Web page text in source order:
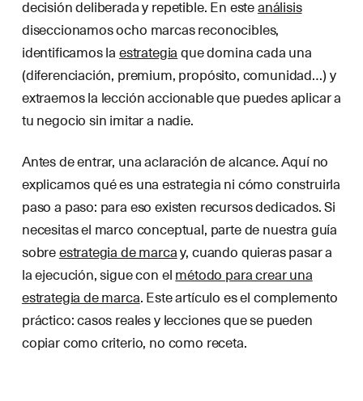
decisión deliberada y repetible. En esteanálisis
diseccionamos ocho marcas reconocibles,
identificamos laestrategiaque domina cada una
(diferenciación, premium, propósito, comunidad…) y
extraemos la lección accionable que puedes aplicar a
tu negocio sin imitar a nadie.
Antes de entrar, una aclaración de alcance. Aquí no
explicamos qué es una estrategia ni cómo construirla
paso a paso: para eso existen recursos dedicados. Si
necesitas el marco conceptual, parte de nuestra guía
sobreestrategia de marcay, cuando quieras pasar a
la ejecución, sigue con elmétodo para crear una
estrategia de marca. Este artículo es el complemento
práctico: casos reales y lecciones que se pueden
copiar como criterio, no como receta.